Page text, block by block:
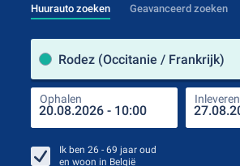
Huurauto zoeken Geavanceerd zoeken
Rodez (Occitanie / Frankrijk)
Ophalen Inleveren
Ik ben 26 - 69 jaar oud
en woon in België